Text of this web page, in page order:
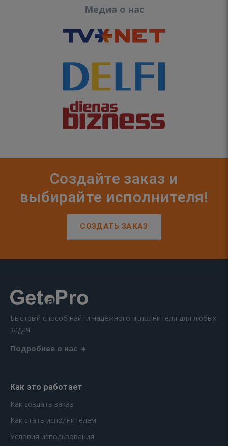
Медиа о нас
Создайте заказ и
выбирайте исполнителя!
СОЗДАТЬ ЗАКАЗ
Быстрый способ найти надежного исполнителя для любых
задач.
Подробнее о нас
Как это работает
Как создать заказ
Как стать исполнителем
Условия использования